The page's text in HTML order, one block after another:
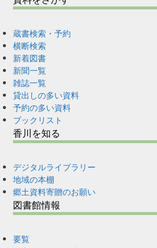
蔵書検索・予約
横断検索
新着図書
新聞一覧
雑誌一覧
貸出しの多い資料
予約の多い資料
ブックリスト
香川を知る
デジタルライブラリー
地域の本棚
郷土資料寄贈のお願い
図書館情報
要覧